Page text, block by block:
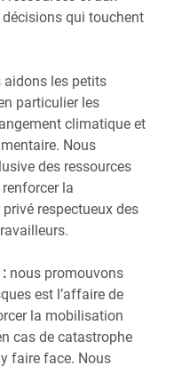
qui touchent
aidons les petits
particulier les
climatique et
Nous
des ressources
la
respectueux des
nous promouvons
est l’affaire de
la mobilisation
cas de catastrophe
faire face. Nous